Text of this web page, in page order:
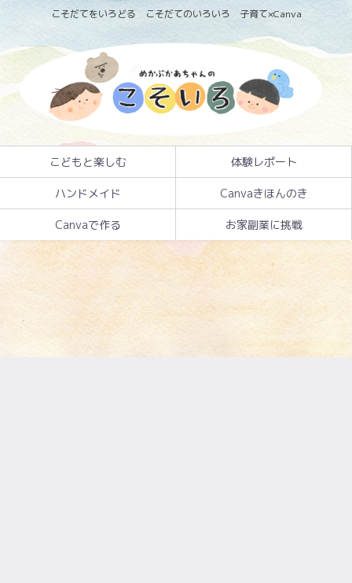
こそだてをいろどる こそだてのいろいろ 子育て×Canva
こどもと楽しむ 体験レポート
ハンドメイド Canvaきほんのき
Canvaで作る お家副業に挑戦